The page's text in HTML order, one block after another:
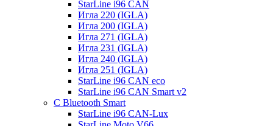
StarLine i96 CAN
Игла 220 (IGLA)
Игла 200 (IGLA)
Игла 271 (IGLA)
Игла 231 (IGLA)
Игла 240 (IGLA)
Игла 251 (IGLA)
StarLine i96 CAN eco
StarLine i96 CAN Smart v2
С Bluetooth Smart
StarLine i96 CAN-Lux